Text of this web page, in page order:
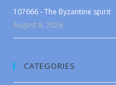
107666 - The Byzantine spirit
August 8, 2026
CATEGORIES